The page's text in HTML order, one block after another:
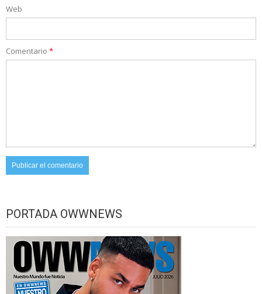
Web
Comentario *
PORTADA OWWNEWS